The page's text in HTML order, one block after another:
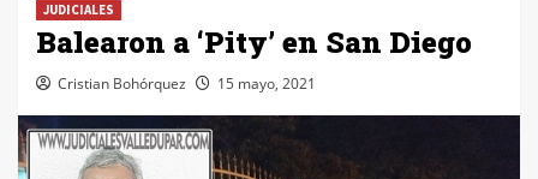
JUDICIALES
Balearon a ‘Pity’ en San Diego
Cristian Bohórquez 15 mayo, 2021